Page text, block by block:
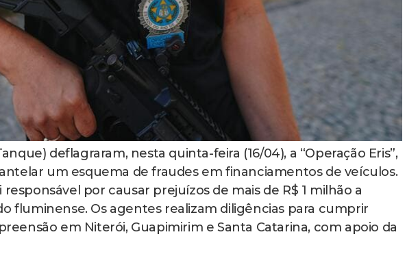
deflagraram, nesta quinta-feira (16/04), a “Operação Eris”,
um esquema de fraudes em financiamentos de veículos.
por causar prejuízos de mais de R$ 1 milhão a
fluminense. Os agentes realizam diligências para cumprir
em Niterói, Guapimirim e Santa Catarina, com apoio da